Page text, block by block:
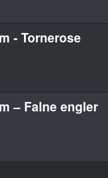
- Tornerose
– Falne engler